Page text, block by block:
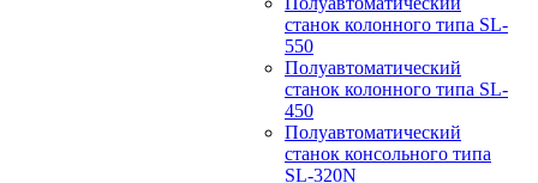
станок колонного типа SL-
550
Полуавтоматический
станок колонного типа SL-
450
Полуавтоматический
станок консольного типа
SL-320N